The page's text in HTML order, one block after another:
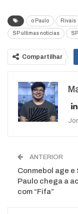
o Paulo Rivais
SP últimas notícias
Compartilhar
WhatsApp
ANTERIOR
Conmebol age e
Paulo chega a
com “Fifa”